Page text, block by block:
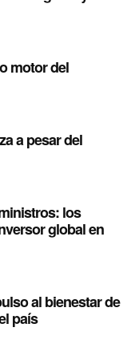
motor del
a pesar del
los
global en
al bienestar de
país